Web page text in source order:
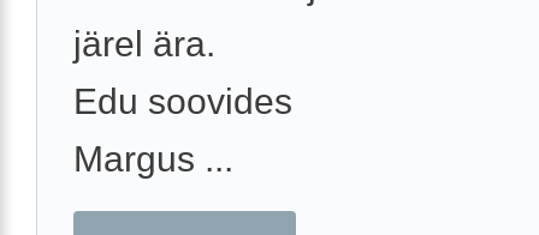
järel ära.
Edu soovides
Margus ...